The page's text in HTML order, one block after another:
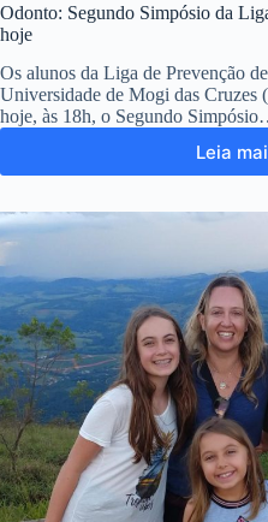
Odonto: Segundo Simpósio da
hoje
Os alunos da Liga de Prevenção
Universidade de Mogi das Cruzes
hoje, às 18h, o Segundo
Leia